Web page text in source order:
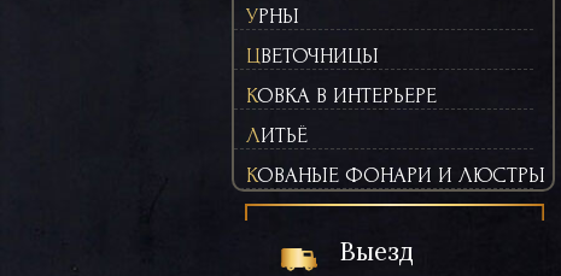
УРНЫ
ЦВЕТОЧНИЦЫ
КОВКА В ИНТЕРЬЕРЕ
ЛИТЬЁ
КОВАНЫЕ ФОНАРИ И ЛЮСТРЫ
Выезд